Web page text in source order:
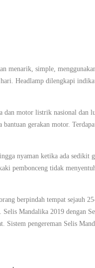
menarik, simple,
Headlamp dilengkapi
motor listrik nasional dan
gerakan motor.
nyaman ketika ada sedikit
pembonceng tidak
berpindah tempat sejauh
Mandalika 2019 dengan
pengereman Selis